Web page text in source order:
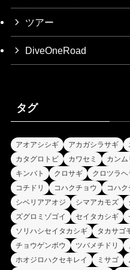
ツアー
DiveOneRoad
タグ
アオアシシギ アカガシラサギ
カタグロトビ
カワセミ カンム
キンバト
クロサギ クロツラ
コチドリ
コハクチョウ コハク
シベリアアオジ
シマアカモズ
ズグロミゾゴイ
セイタカシギ
ソリハシセイタカシギ
タカサゴ
チョウゲンボウ
ツバメチドリ
ホオジロハクセキレイ
ミサゴ